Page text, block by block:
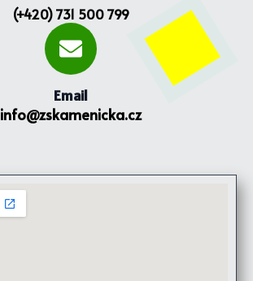
(+420) 731 500 799
Email
info@zskamenicka.cz